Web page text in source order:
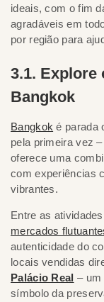
ideais, com o fim
agradáveis em
por região para
3.1. Explore
Bangkok
Bangkok é parada
pela primeira vez
oferece uma
com experiências
vibrantes.
Entre as
mercados
autenticidade do
locais vendidas
Palácio Real – um
símbolo da